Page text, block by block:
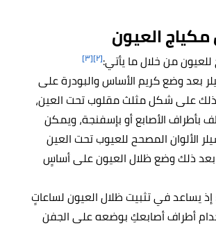
العيون
من خلال ما يأتي:[٢] [٣]
بعد وضع كريم الأساس والبودرة على
على شكل مثلث مقلوب تحت العين،
بأطراف الأصابع أو بإسفنجة، ويمكن
الألوان المصحح للعيوب تحت العين
بعد ذلك وضع ظلال العيون على أساسٍ
يساعد في تثبيت ظلال العيون لساعاتٍ
أطراف أصابعكِ بوضعه على الجفن